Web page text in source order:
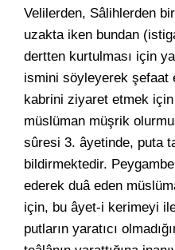
Velilerden, Sâlihlerden
uzakta iken bundan
dertten kurtulması için
ismini söyleyerek şefaat
kabrini ziyaret etmek
müslüman müşrik
sûresi 3. âyetinde, puta
bildirmektedir.
ederek duâ eden
için, bu âyet-i kerimeyi
putların yaratıcı